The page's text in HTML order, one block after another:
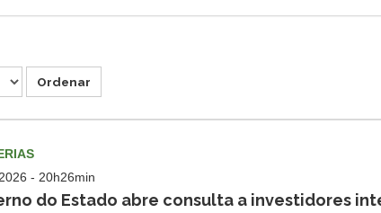
Ordenar
- 20h26min
do Estado abre consulta a investidores